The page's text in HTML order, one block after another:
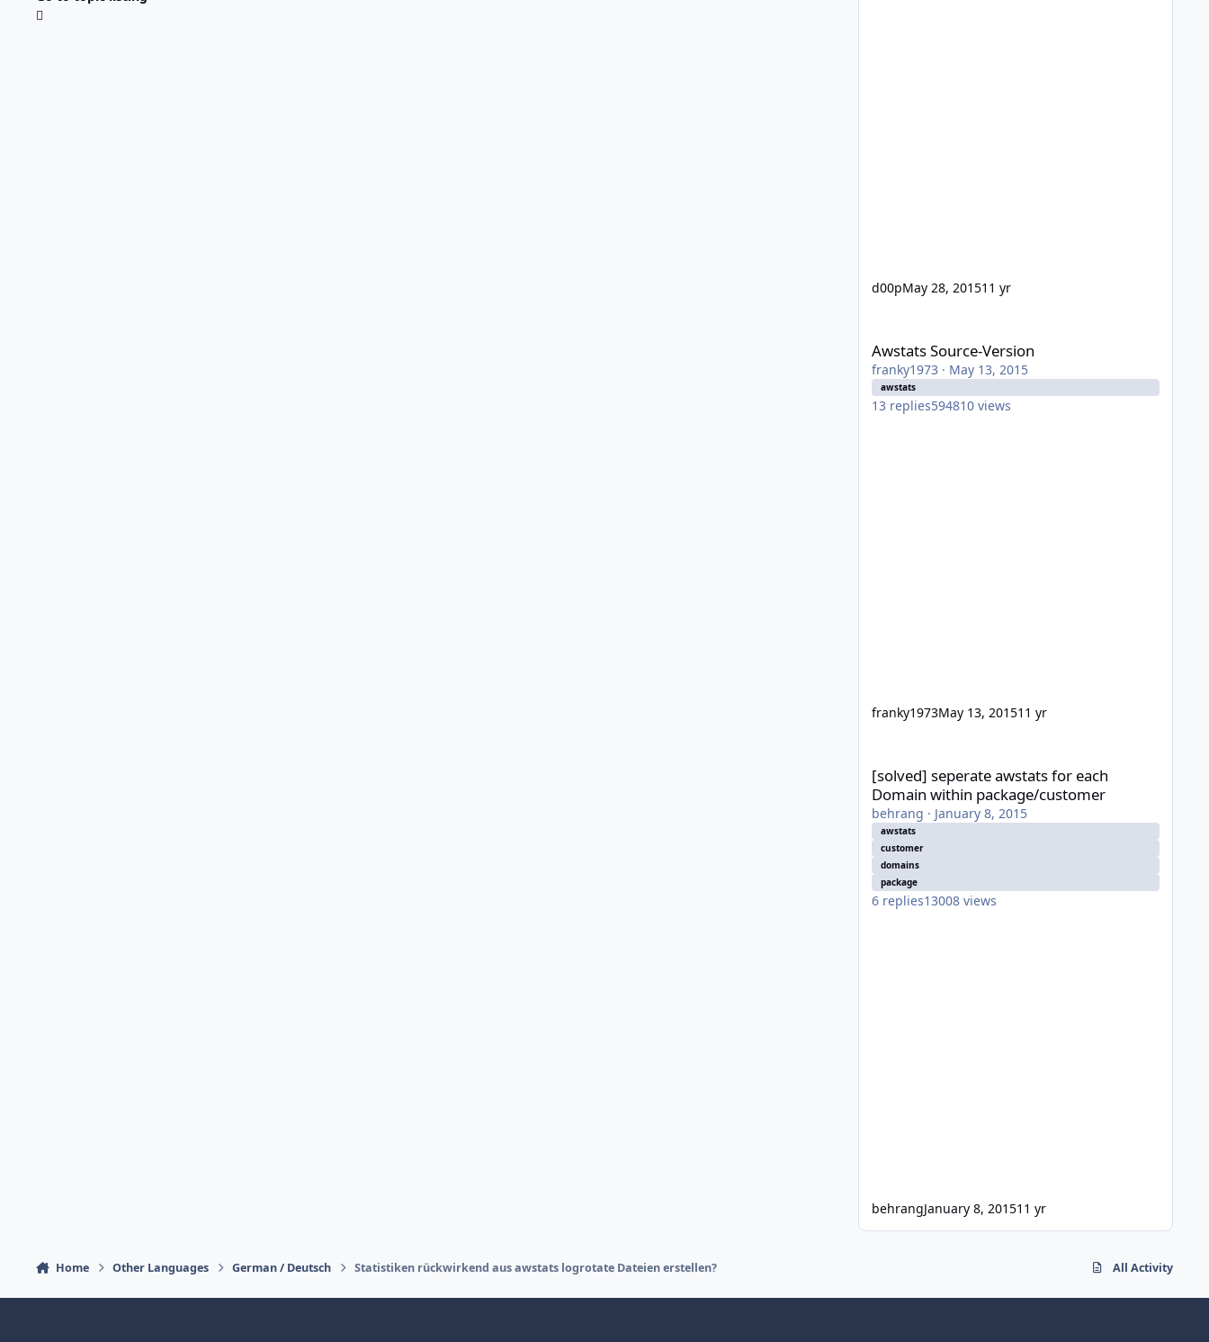
d00pMay 28, 201511 yr
Awstats Source-Version
franky1973 · May 13, 2015
awstats
13 replies594810 views
franky1973May 13, 201511 yr
[solved] seperate awstats for each
Domain within package/customer
behrang · January 8, 2015
awstats
customer
domains
package
6 replies13008 views
behrangJanuary 8, 201511 yr
Home Other Languages German / Deutsch Statistiken rückwirkend aus awstats logrotate Dateien erstellen? All Activity